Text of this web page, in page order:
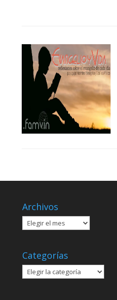
Archivos
Archivos
Categorías
Categorías